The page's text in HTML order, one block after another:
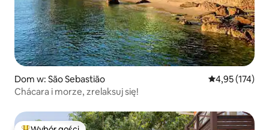
Dom w: São Sebastião Średnia
4,95 (174)
Chácara i morze, zrelaksuj się!